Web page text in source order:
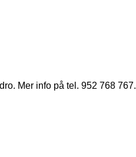
Mer info på tel. 952 768 767.